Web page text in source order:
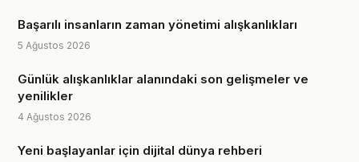
Başarılı insanların zaman yönetimi alışkanlıkları
5 Ağustos 2026
Günlük alışkanlıklar alanındaki son gelişmeler ve
yenilikler
4 Ağustos 2026
Yeni başlayanlar için dijital dünya rehberi